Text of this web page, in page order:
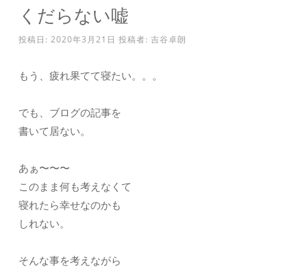
くだらない嘘
投稿日: 2020年3月21日 投稿者: 吉谷卓朗
もう、疲れ果てて寝たい。。。
でも、ブログの記事を
書いて居ない。
あぁ〜〜〜
このまま何も考えなくて
寝れたら幸せなのかも
しれない。
そんな事を考えながら